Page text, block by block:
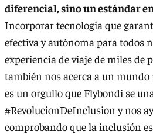
diferencial, sino un estándar
Incorporar tecnología que
efectiva y autónoma para todos
experiencia de viaje de miles de
también nos acerca a un mundo
es un orgullo que Flybondi se
#RevolucionDeInclusion y nos
comprobando que la inclusión